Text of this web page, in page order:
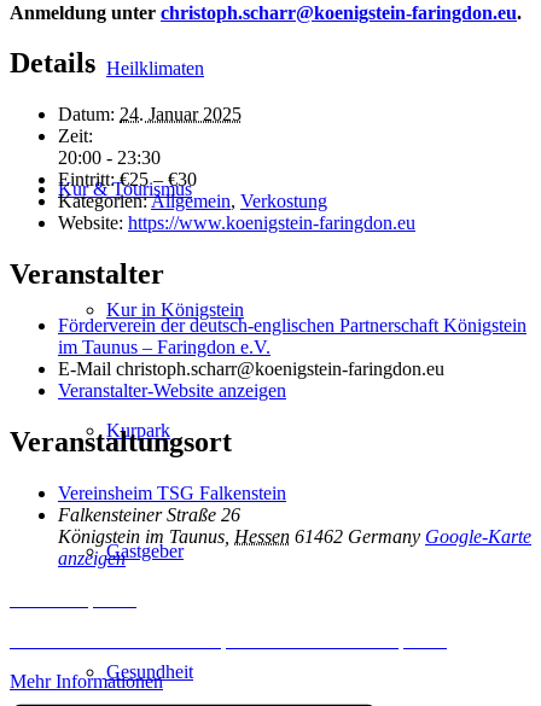
Heilklimaten
Kur & Tourismus
Kur in Königstein
Kurpark
Gastgeber
Gesundheit
Anmeldung unter christoph.scharr@koenigstein-faringdon.eu.
Details
Datum: 24. Januar 2025
Zeit:
20:00 - 23:30
Eintritt: €25 – €30
Kategorien:Allgemein, Verkostung
Website: https://www.koenigstein-faringdon.eu
Veranstalter
Förderverein der deutsch-englischen Partnerschaft Königstein
im Taunus – Faringdon e.V.
E-Mail christoph.scharr@koenigstein-faringdon.eu
Veranstalter-Website anzeigen
Veranstaltungsort
Vereinsheim TSG Falkenstein
Falkensteiner Straße 26
Königstein im Taunus Hessen 61462 Germany Google-Karte
anzeigen
Mehr Informationen